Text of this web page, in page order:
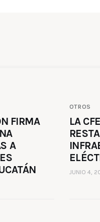
FIRMA
A
OTROS
LA
JUNIO 4,